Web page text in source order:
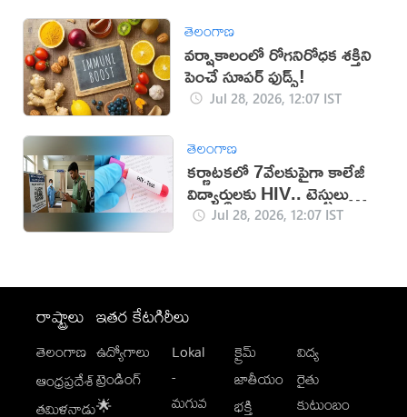
తెలంగాణ
వర్షాకాలంలో రోగనిరోధక శక్తిని
పెంచే సూపర్ ఫుడ్స్!
Jul 28, 2026, 12:07 IST
తెలంగాణ
కర్ణాటకలో 7వేలకుపైగా కాలేజీ
విద్యార్థులకు HIV.. టెస్టులు
తప్పనిసరి
Jul 28, 2026, 12:07 IST
రాష్ట్రాలు
తెలంగాణ
ఆంధ్రప్రదేశ్
తమిళనాడు
ఇతర కేటగిరీలు
ఉద్యోగాలు
ట్రెండింగ్
🌟
Lokal
-
మగువ
క్రైమ్
జాతీయం
భక్తి
విద్య
రైతు
కుటుంబం